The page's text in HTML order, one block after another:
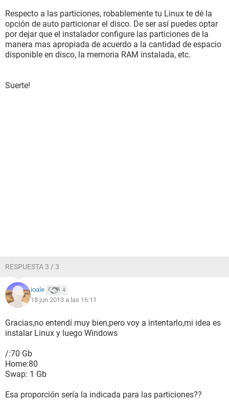
Respecto a las particiones, robablemente tu Linux te dé la
opción de auto particionar el disco. De ser así puedes optar
por dejar que el instalador configure las particiones de la
manera mas apropiada de acuerdo a la cantidad de espacio
disponible en disco, la memoria RAM instalada, etc.
Suerte!
RESPUESTA 3 / 3
ioale 4
18 jun 2013 a las 16:11
Gracias,no entendí muy bien,pero voy a intentarlo,mi idea es
instalar Linux y luego Windows
/:70 Gb
Home:80
Swap: 1 Gb
Esa proporción sería la indicada para las particiones??